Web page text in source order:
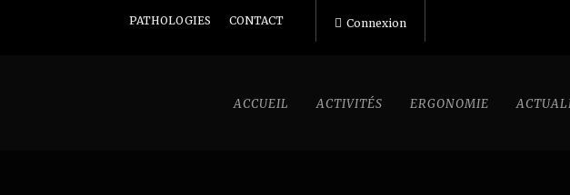
PATHOLOGIES CONTACT Connexion
ACCUEIL ACTIVITÉS ERGONOMIE